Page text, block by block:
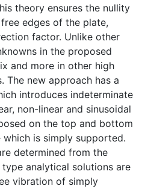
theory ensures the nullity
edges of the plate,
factor. Unlike other
in the proposed
and more in other high
The new approach has a
introduces indeterminate
non-linear and sinusoidal
on the top and bottom
is simply supported.
determined from the
analytical solutions are
vibration of simply